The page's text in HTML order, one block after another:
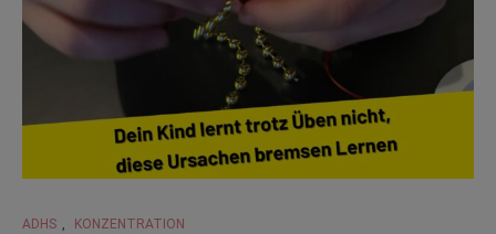
ADHS , KONZENTRATION